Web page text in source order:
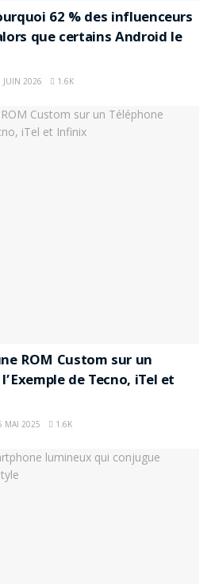
62 % des influenceurs
que certains Android le
JUIN 2026 1.6K
ROM Custom sur un
de Tecno, iTel et
MAI 2025 1.6K